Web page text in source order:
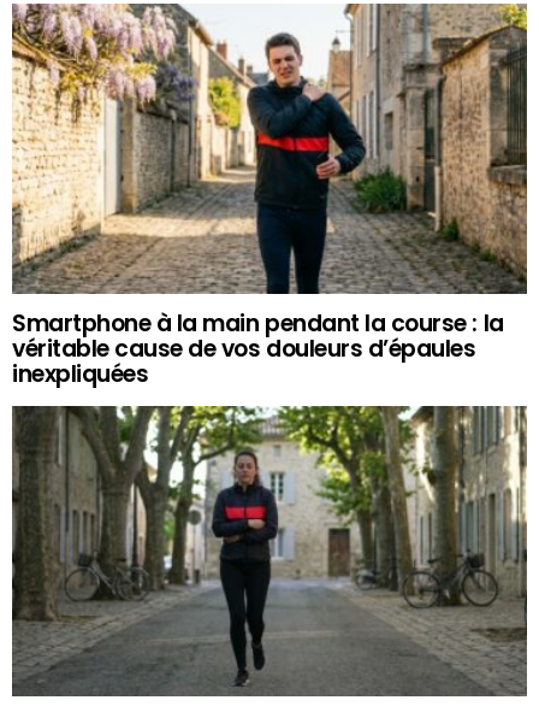
Smartphone à la main pendant la course : la
véritable cause de vos douleurs d’épaules
inexpliquées